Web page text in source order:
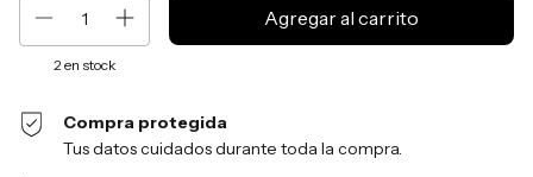
2en stock
Compra protegida
Tus datos cuidados durante toda la compra.